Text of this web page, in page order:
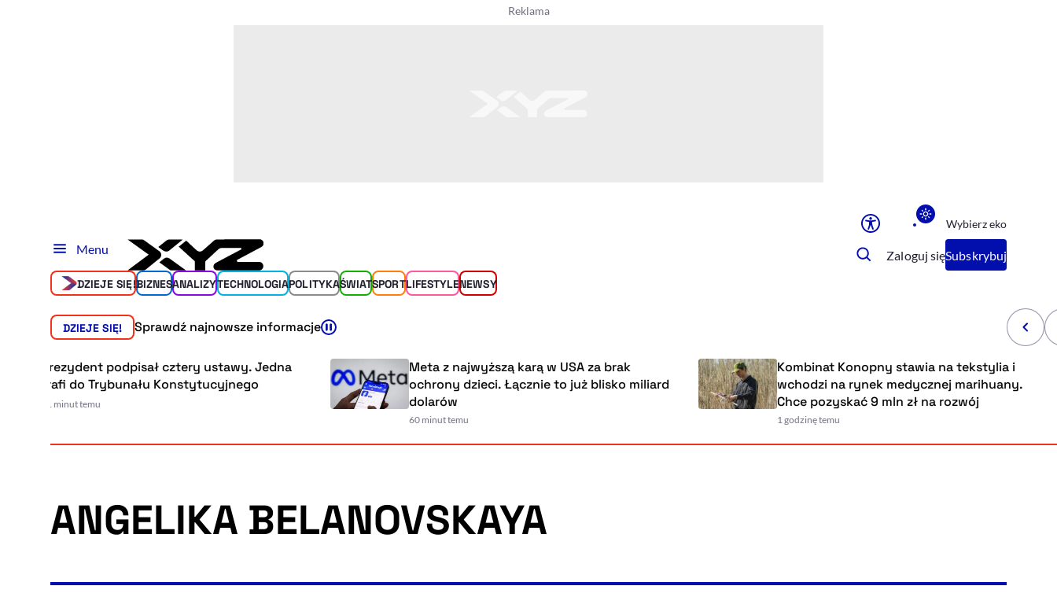
Powiększenie kursora
Sprawdź, jak i dlaczego zwiększamy dostępność, otwiera się w nowym
Wybierz eko
Menu Zaloguj sięSubskrybuj
DZIEJE SIĘ!BIZNESANALIZYTECHNOLOGIAPOLITYKAŚWIATSPORTLIFESTYLENEWSY
DZIEJE SIĘ! Sprawdź najnowsze informacje
Prezydent podpisał cztery ustawy. Jedna
trafi do Trybunału Konstytucyjnego
Meta z najwyższą karą w USA za brak
ochrony dzieci. Łącznie to już blisko miliard
Kombinat Konopny stawia na
wchodzi na rynek medycznej
Chce pozyskać 9 mln zł na rozwój
ANGELIKA BELANOVSKAYA